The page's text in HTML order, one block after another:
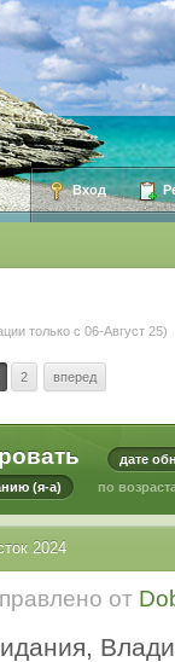
Вход
только с 06-Август 25)
2 вперед
дате
(я-а)
по
2024
от